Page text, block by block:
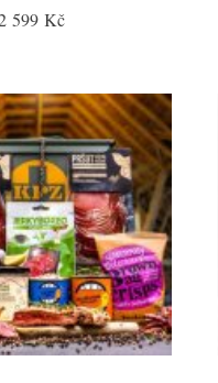
599 Kč